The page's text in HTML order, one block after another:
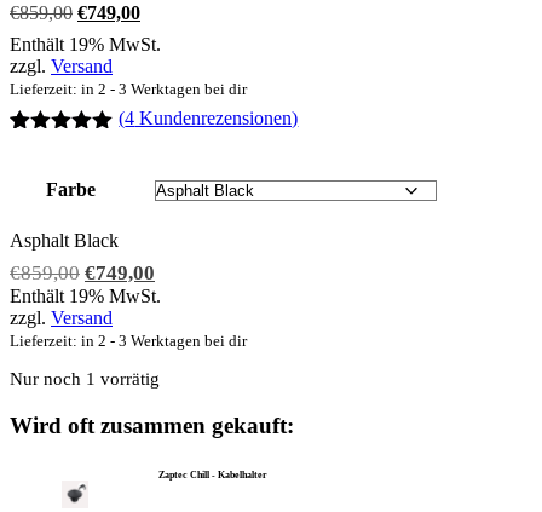
€859,00 Ursprünglicher
Preis
war:
€859,00
€749,00Aktueller
Preis
ist:
Enthält 19% MwSt.
zzgl. Versand
Lieferzeit: in 2 - 3 Werktagen bei dir
basierend
(4 Kundenrezensionen)
Farbe
Asphalt Black
€859,00 Ursprünglicher
Preis
war:
€859,00
€749,00
Preis
€749,00.
Enthält 19% MwSt.
zzgl. Versand
Lieferzeit: in 2 - 3 Werktagen bei dir
Nur noch 1 vorrätig
Wird oft zusammen gekauft:
Zaptec Chill - Kabelhalter